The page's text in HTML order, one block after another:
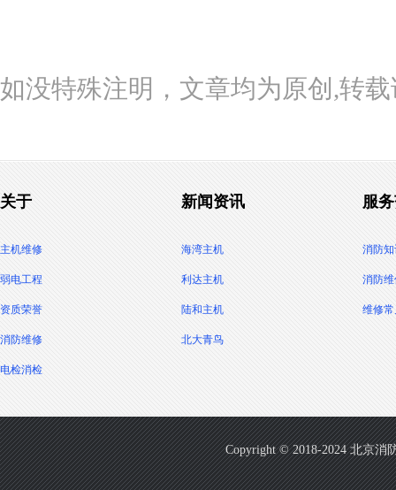
如没特殊注明，文章均为原创,转
关于
主机维修
弱电工程
资质荣誉
消防维修
电检消检
新闻资讯
海湾主机
利达主机
陆和主机
北大青鸟
服
消防
消防
维修
Copyright © 2018-2024 北京消